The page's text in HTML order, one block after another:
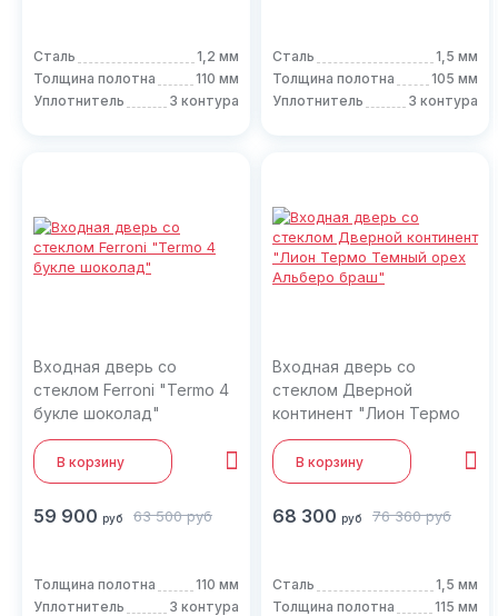
Сталь
1,2 мм
Толщина полотна
110 мм
Уплотнитель
3 контура
Сталь
1,5 мм
Толщина полотна
105 мм
Уплотнитель
3 контура
Входная дверь со
стеклом Ferroni "Termo 4
букле шоколад"
В корзину
59 900 руб 63 500 руб
Толщина полотна
110 мм
Уплотнитель
3 контура
Входная дверь со
стеклом Дверной
континент "Лион Термо
Темный орех Альберо
браш"В корзину
68 300 руб 76 360 руб
Сталь
1,5 мм
Толщина полотна
115 мм